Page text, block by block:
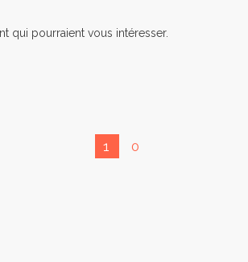
qui pourraient vous intéresser.
1 0